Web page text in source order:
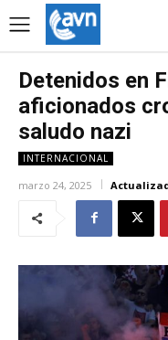
Detenidos en
aficionados
saludo nazi
INTERNACIONAL
marzo 24, 2025